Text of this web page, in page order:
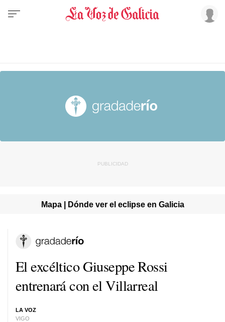
Mapa | Dónde ver el eclipse en Galicia
El excéltico Giuseppe Rossi
entrenará con el Villarreal
LA VOZ
VIGO